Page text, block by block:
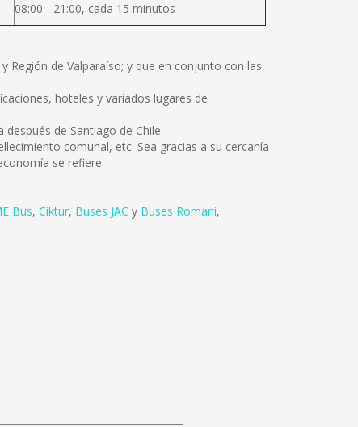
08:00 - 21:00, cada 15 minutos
Región de Valparaíso; y que en conjunto con las
hoteles y variados lugares de
de Santiago de Chile.
comunal, etc. Sea gracias a su cercanía
se refiere.
Bus, Ciktur, Buses JAC y Buses Romani,